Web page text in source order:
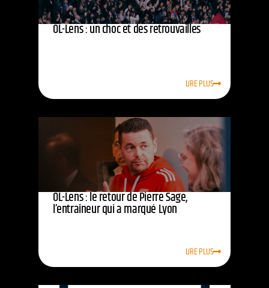
OL-Lens : un choc et des retrouvailles
LIRE PLUS
OL-Lens : le retour de Pierre Sage,
l’entraîneur qui a marqué Lyon
LIRE PLUS